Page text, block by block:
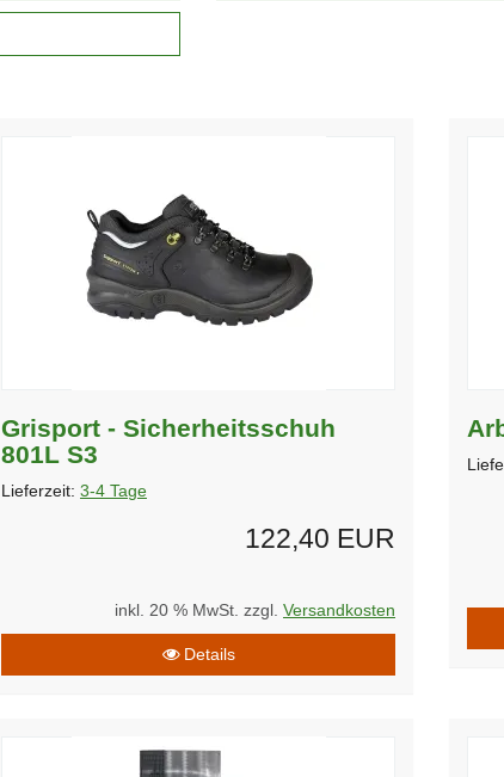
Grisport - Sicherheitsschuh
801L S3
Lieferzeit: 3-4 Tage
122,40 EUR
inkl. 20 % MwSt. zzgl. Versandkosten
Details